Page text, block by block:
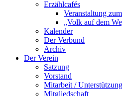
Erzählcafés
Veranstaltung
„Volk auf dem
Kalender
Der Verbund
Archiv
Der Verein
Satzung
Vorstand
Mitarbeit / Unterstützung
Mitgliedschaft